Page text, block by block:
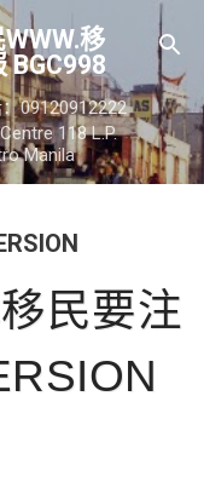
移
BGC998
09120912222
118 L.P.
Manila
民要注